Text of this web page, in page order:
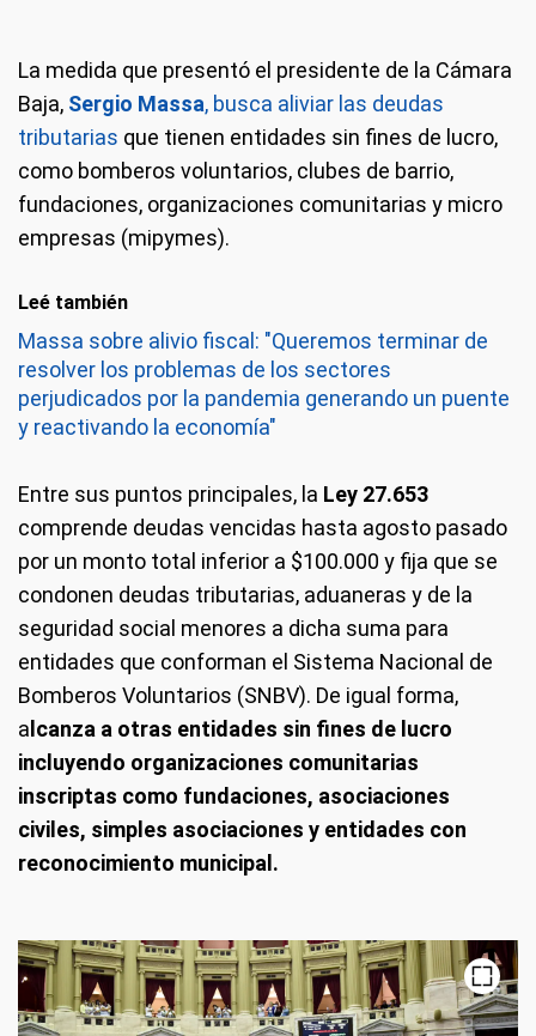
La medida que presentó el presidente de la Cámara
Baja, Sergio Massa, busca aliviar las deudas
tributarias que tienen entidades sin fines de lucro,
como bomberos voluntarios, clubes de barrio,
fundaciones, organizaciones comunitarias y micro
empresas (mipymes).
Leé también
Massa sobre alivio fiscal: "Queremos terminar de
resolver los problemas de los sectores
perjudicados por la pandemia generando un puente
y reactivando la economía"
Entre sus puntos principales, la Ley 27.653
comprende deudas vencidas hasta agosto pasado
por un monto total inferior a $100.000 y fija que se
condonen deudas tributarias, aduaneras y de la
seguridad social menores a dicha suma para
entidades que conforman el Sistema Nacional de
Bomberos Voluntarios (SNBV). De igual forma,
a lcanza a otras entidades sin fines de lucro
incluyendo organizaciones comunitarias
inscriptas como fundaciones, asociaciones
civiles, simples asociaciones y entidades con
reconocimiento municipal.